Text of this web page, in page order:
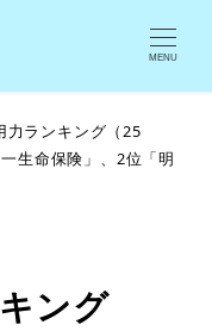
MENU
力ランキング（25
生命保険」、2位「明
ング